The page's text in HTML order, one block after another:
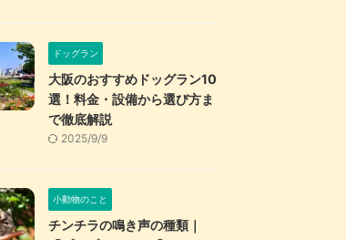
ドッグラン
大阪のおすすめドッグラン10
選！料金・設備から選び方ま
で徹底解説
2025/9/9
小動物のこと
チンチラの鳴き声の種類｜